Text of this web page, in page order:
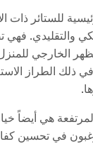
للستائر ذات
والتقليدي. فهي
الخارجي
في ذلك الطراز
هي أيضاً
في تحسين